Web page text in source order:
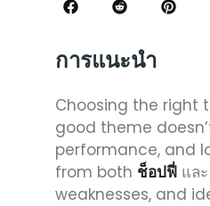
การแนะนำ
Choosing the right
good theme
performance, and
from both ช็อปฟี่ และ
weaknesses, and